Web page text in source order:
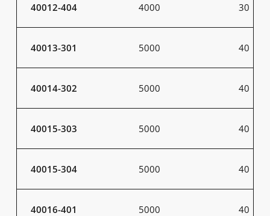
40012-404 4000 30
40013-301 5000 40
40014-302 5000 40
40015-303 5000 40
40015-304 5000 40
40016-401 5000 40